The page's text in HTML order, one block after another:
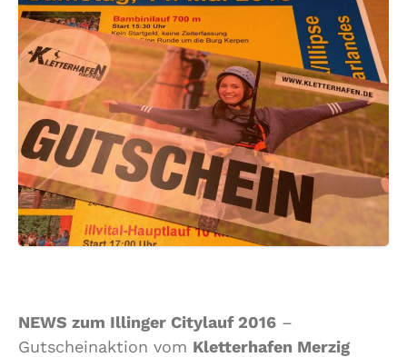
NEWS zum Illinger Citylauf 2016 –
Gutscheinaktion vom Kletterhafen Merzig